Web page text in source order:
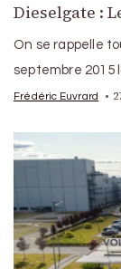
Dieselgate :
On se rappelle
septembre 2015
Frédéric Euvrard